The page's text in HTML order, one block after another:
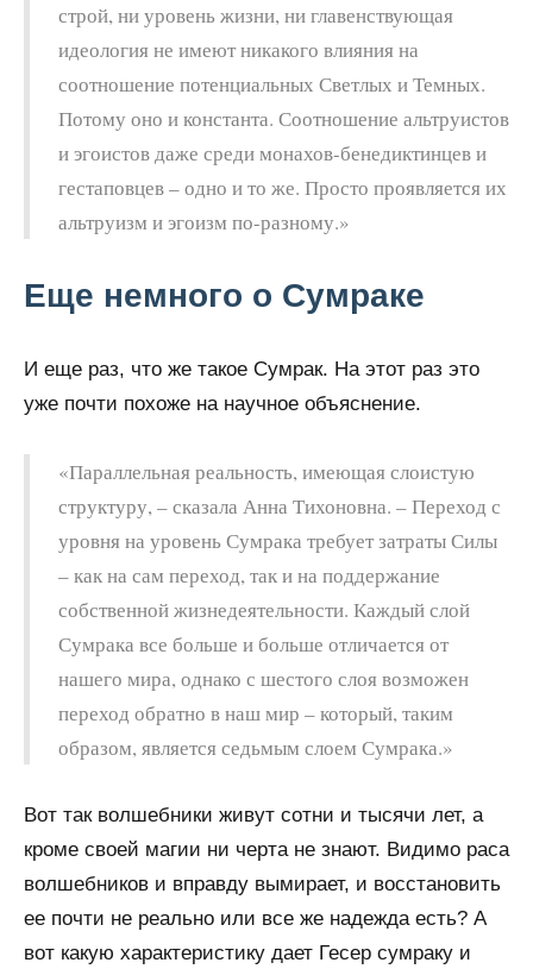
строй, ни уровень жизни, ни главенствующая
идеология не имеют никакого влияния на
соотношение потенциальных Светлых и Темных.
Потому оно и константа. Соотношение альтруистов
и эгоистов даже среди монахов-бенедиктинцев и
гестаповцев – одно и то же. Просто проявляется их
альтруизм и эгоизм по-разному.»
Еще немного о Сумраке
И еще раз, что же такое Сумрак. На этот раз это
уже почти похоже на научное объяснение.
«Параллельная реальность, имеющая слоистую
структуру, – сказала Анна Тихоновна. – Переход с
уровня на уровень Сумрака требует затраты Силы
– как на сам переход, так и на поддержание
собственной жизнедеятельности. Каждый слой
Сумрака все больше и больше отличается от
нашего мира, однако с шестого слоя возможен
переход обратно в наш мир – который, таким
образом, является седьмым слоем Сумрака.»
Вот так волшебники живут сотни и тысячи лет, а
кроме своей магии ни черта не знают. Видимо раса
волшебников и вправду вымирает, и восстановить
ее почти не реально или все же надежда есть? А
вот какую характеристику дает Гесер сумраку и